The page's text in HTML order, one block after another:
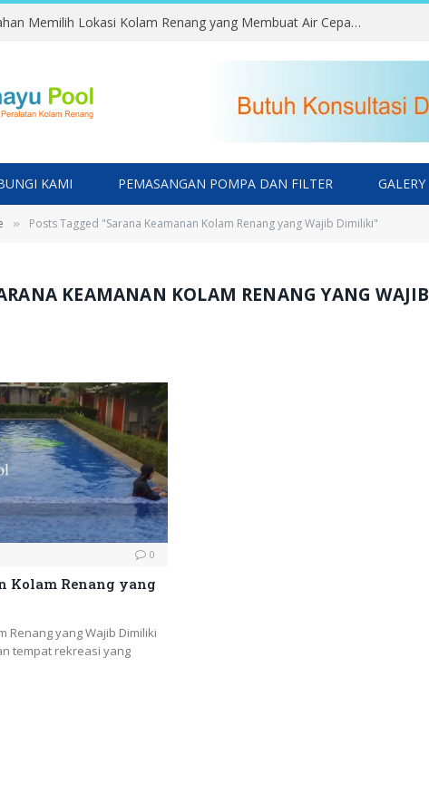
Kesalahan Memilih Lokasi Kolam Renang yang Membuat Air Cepat Kotor
KAMI PEMASANGAN POMPA DAN FILTER GALERY
» Posts Tagged "Sarana Keamanan Kolam Renang yang Wajib Dimiliki"
KEAMANAN KOLAM RENANG YANG WAJIB
0
Kolam Renang yang
Renang yang Wajib Dimiliki
tempat rekreasi yang